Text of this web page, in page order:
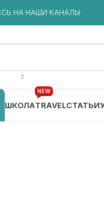
НА НАШИ КАНАЛЫ
ШКОЛАTRAVEL
NEW
СТАТЬИ